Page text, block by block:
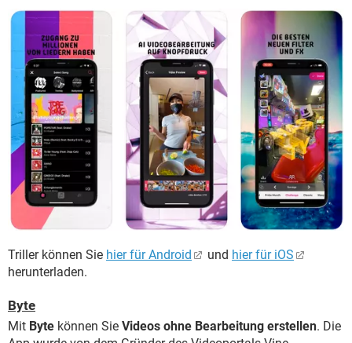
Triller können Sie hier für Android und hier für iOS
herunterladen.
Byte
Mit Byte können Sie Videos ohne Bearbeitung erstellen. Die